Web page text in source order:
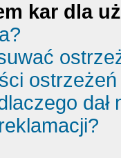
kar dla
dał